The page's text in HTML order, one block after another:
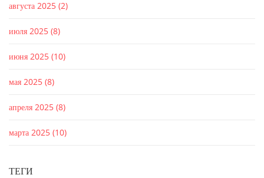
августа 2025 (2)
июля 2025 (8)
июня 2025 (10)
мая 2025 (8)
апреля 2025 (8)
марта 2025 (10)
ТЕГИ